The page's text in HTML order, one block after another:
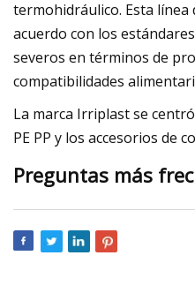
termohidráulico. Esta línea
acuerdo con los
severos en términos de
compatibilidades
La marca Irriplast se
PE PP y los accesorios de
Preguntas más